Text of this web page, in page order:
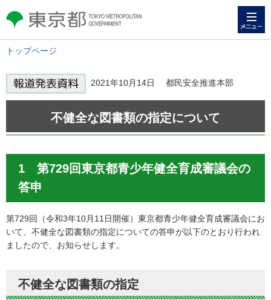
東京都 TOKYO METROPOLITAN
GOVERNMENT
トップページ
2021年10月14日 都民安全推進本部
不健全な図書類の指定について
1 第729回東京都青少年健全育成審議会の
答申
第729回（令和3年10月11日開催）東京都青少年健全育成審議会にお
いて、不健全な図書類の指定についての答申が以下のとおり行われ
ましたので、お知らせします。
不健全な図書類の指定